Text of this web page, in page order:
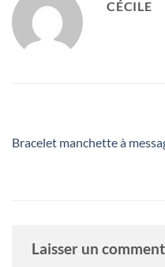
CÉCILE
Bracelet manchette à
Laisser un